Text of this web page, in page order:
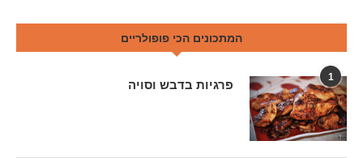
המתכונים הכי פופולריים
1
פרגיות בדבש וסויה